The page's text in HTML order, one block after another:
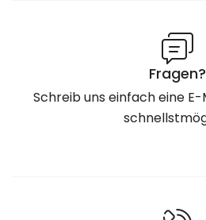
Fragen?
Schreib uns einfach eine